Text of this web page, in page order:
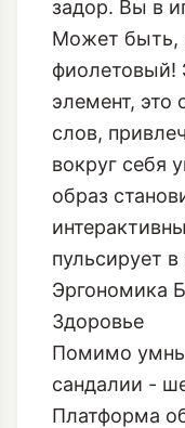
задор. Вы в
Может быть,
фиолетовый!
элемент, это
слов,
вокруг себя
образ
пульсирует
Эргономика
Здоровье
Помимо
сандалии -
Платформа